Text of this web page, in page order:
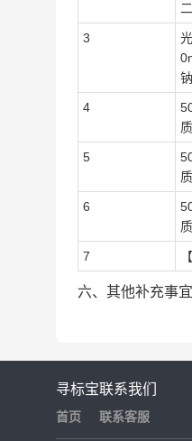
3
钠
4
5
6
7
六、其他补充事
寻标宝
首页
联系我们
联系客服